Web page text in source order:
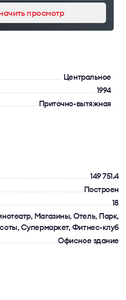
просмотр
Центральное
1994
Приточно-вытяжная
149 751.4
Построен
18
Магазины, Отель, Парк,
Супермаркет, Фитнес-клуб
Офисное здание